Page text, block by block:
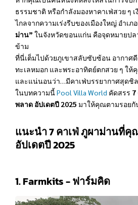
ธรรมชาติ หรือกำลังมองหาคาเฟ่สวย ๆ
ไกลจากความเร่งรีบของเมืองใหญ่ อำเภ
ม่าน” ในจังหวัดขอนแก่น คือจุดหมายป
ข้าม
ที่นี่เต็มไปด้วยภูเขาสลับซับซ้อน อากาศ
ทะเลหมอก และพระอาทิตย์ตกสวย ๆ ใ
และแน่นอนว่า…มีคาเฟ่บรรยากาศสุดชิล
ในบทความนี้ Pool Villa World คัดสรร
พลาด อัปเดตปี 2025 มาให้คุณตามรอยกั
แนะนำ 7 คาเฟ่ ภูผาม่านที่
อัปเดตปี 2025
1. Farmkits - ฟาร์มคิด